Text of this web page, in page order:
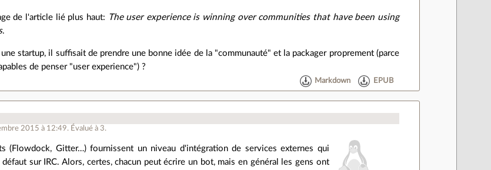
de l'article lié plus haut:
The user experience is winning over communities that have been using
.
startup, il suffisait de prendre une bonne idée de la "communauté" et la packager proprement (parce
de penser "user experience") ?
Markdown EPUB
2015 à 12:49. Évalué à 3.
(Flowdock, Gitter…) fournissent un niveau d'intégration de services externes qui
sur IRC. Alors, certes, chacun peut écrire un bot, mais en général les gens ont